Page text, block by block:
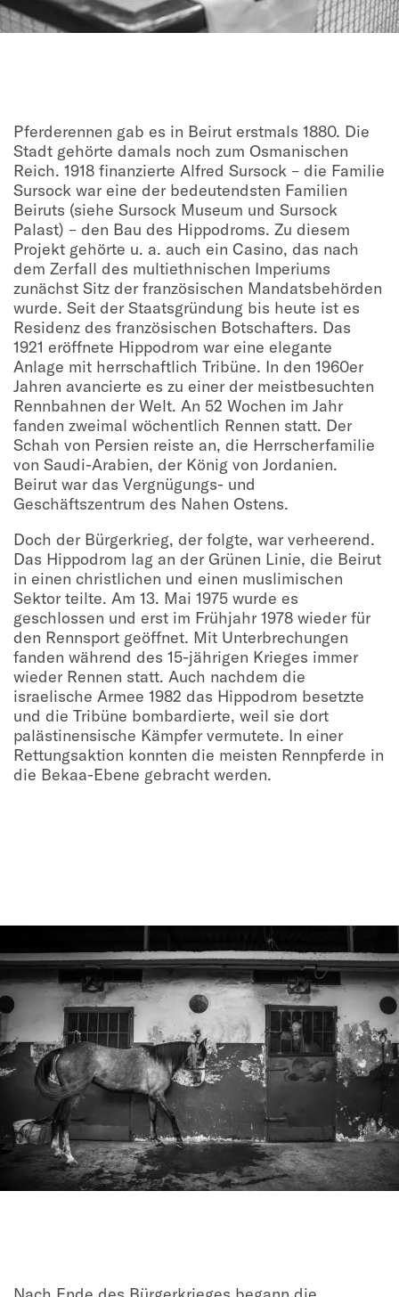
Pferderennen gab es in Beirut erstmals 1880. Die
Stadt gehörte damals noch zum Osmanischen
Reich. 1918 finanzierte Alfred Sursock – die Familie
Sursock war eine der bedeutendsten Familien
Beiruts (siehe Sursock Museum und Sursock
Palast) – den Bau des Hippodroms. Zu diesem
Projekt gehörte u. a. auch ein Casino, das nach
dem Zerfall des multiethnischen Imperiums
zunächst Sitz der französischen Mandatsbehörden
wurde. Seit der Staatsgründung bis heute ist es
Residenz des französischen Botschafters. Das
1921 eröffnete Hippodrom war eine elegante
Anlage mit herrschaftlich Tribüne. In den 1960er
Jahren avancierte es zu einer der meistbesuchten
Rennbahnen der Welt. An 52 Wochen im Jahr
fanden zweimal wöchentlich Rennen statt. Der
Schah von Persien reiste an, die Herrscherfamilie
von Saudi-Arabien, der König von Jordanien.
Beirut war das Vergnügungs- und
Geschäftszentrum des Nahen Ostens.
Doch der Bürgerkrieg, der folgte, war verheerend.
Das Hippodrom lag an der Grünen Linie, die Beirut
in einen christlichen und einen muslimischen
Sektor teilte. Am 13. Mai 1975 wurde es
geschlossen und erst im Frühjahr 1978 wieder für
den Rennsport geöffnet. Mit Unterbrechungen
fanden während des 15-jährigen Krieges immer
wieder Rennen statt. Auch nachdem die
israelische Armee 1982 das Hippodrom besetzte
und die Tribüne bombardierte, weil sie dort
palästinensische Kämpfer vermutete. In einer
Rettungsaktion konnten die meisten Rennpferde in
die Bekaa-Ebene gebracht werden.